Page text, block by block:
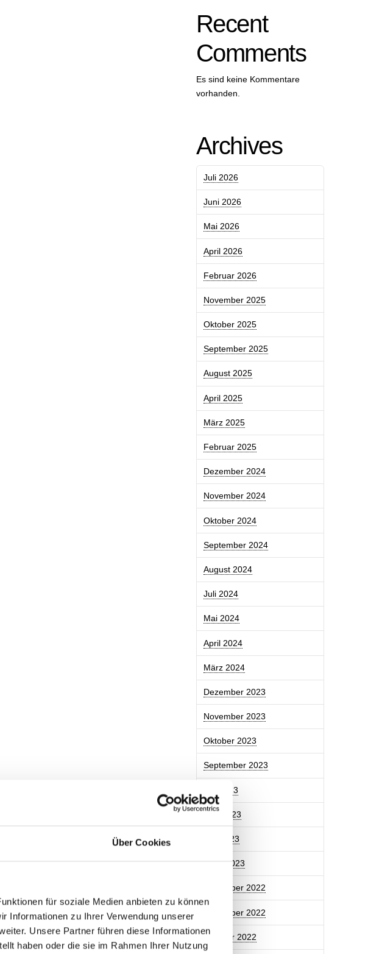
Über Cookies
für soziale Medien anbieten zu können
Informationen zu Ihrer Verwendung unserer
Unsere Partner führen diese Informationen
haben oder die sie im Rahmen Ihrer Nutzung
Recent
Comments
Es sind keine Kommentare
vorhanden.
Archives
Juli 2026
Juni 2026
Mai 2026
April 2026
Februar 2026
November 2025
Oktober 2025
September 2025
August 2025
April 2025
März 2025
Februar 2025
Dezember 2024
November 2024
Oktober 2024
September 2024
August 2024
Juli 2024
Mai 2024
April 2024
März 2024
Dezember 2023
November 2023
Oktober 2023
September 2023
Juli 2023
Juni 2023
Mai 2023
März 2023
Dezember 2022
November 2022
Oktober 2022